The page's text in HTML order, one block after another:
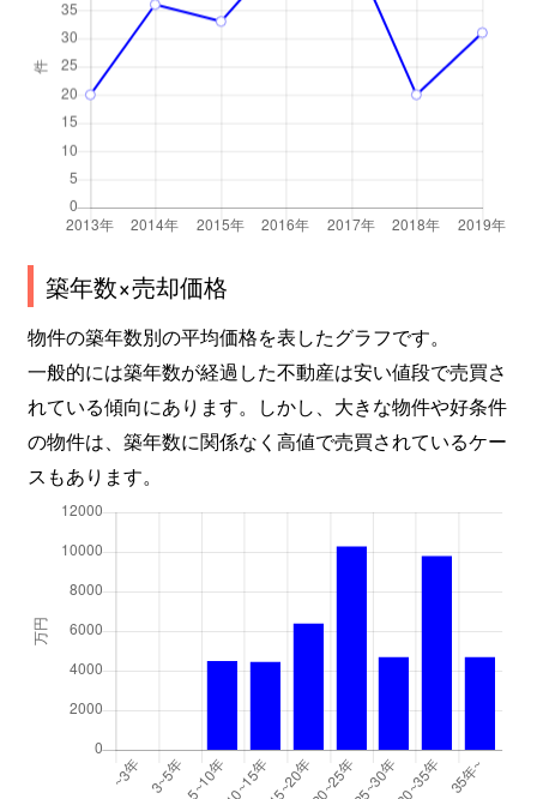
築年数×売却価格
物件の築年数別の平均価格を表したグラフです。
一般的には築年数が経過した不動産は安い値段で売買さ
れている傾向にあります。しかし、大きな物件や好条件
の物件は、築年数に関係なく高値で売買されているケー
スもあります。